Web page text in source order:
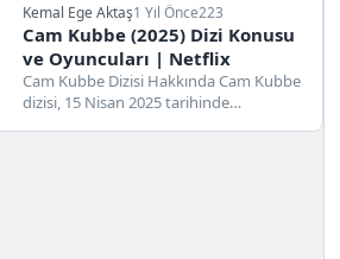
Kemal Ege Aktaş1 Yıl Önce223
Cam Kubbe (2025) Dizi Konusu
ve Oyuncuları | Netflix
Cam Kubbe Dizisi Hakkında Cam Kubbe
dizisi, 15 Nisan 2025 tarihinde